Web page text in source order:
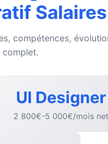
compétences,
UI Designer
2 800€-5 000€/mois net